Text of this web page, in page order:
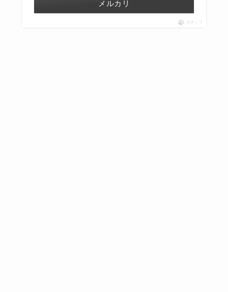
メルカリ
ポチップ